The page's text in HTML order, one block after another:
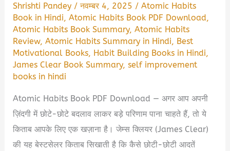
Shrishti Pandey /नवम्बर 4, 2025 /Atomic Habits
Book in Hindi,Atomic Habits Book PDF Download,
Atomic Habits Book Summary,Atomic Habits
Review,Atomic Habits Summary in Hindi, Best
Motivational Books, Habit Building Books in Hindi,
James Clear Book Summary,self improvement
books in hindi
Atomic Habits Book PDF Download — अगर आप अपनी
ज़िंदगी में छोटे-छोटे बदलाव लाकर बड़े परिणाम पाना चाहते हैं, तो ये
किताब आपके लिए एक खज़ाना है। जेम्स क्लियर (James Clear)
की यह बेस्टसेलर किताब सिखाती है कि कैसे छोटी-छोटी आदतें